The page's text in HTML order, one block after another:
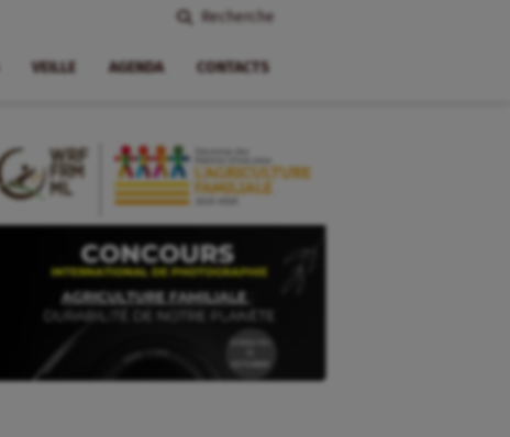
Recherche
VEILLE AGENDA CONTACTS